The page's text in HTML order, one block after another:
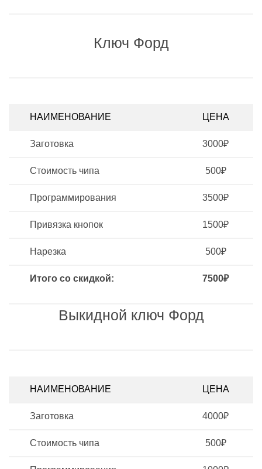
Ключ Форд
НАИМЕНОВАНИЕ ЦЕНА
Заготовка 3000₽
Стоимость чипа 500₽
Программирования 3500₽
Привязка кнопок 1500₽
Нарезка 500₽
Итого со скидкой: 7500₽
Выкидной ключ Форд
НАИМЕНОВАНИЕ ЦЕНА
Заготовка 4000₽
Стоимость чипа 500₽